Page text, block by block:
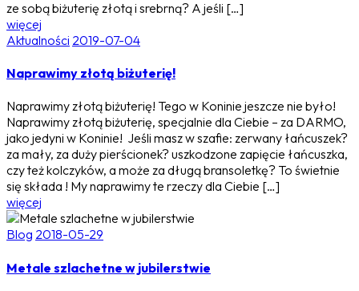
ze sobą biżuterię złotą i srebrną? A jeśli […]
więcej
Aktualności 2019-07-04
Naprawimy złotą biżuterię!
Naprawimy złotą biżuterię! Tego w Koninie jeszcze nie było!
Naprawimy złotą biżuterię, specjalnie dla Ciebie – za DARMO,
jako jedyni w Koninie! Jeśli masz w szafie: zerwany łańcuszek?
za mały, za duży pierścionek? uszkodzone zapięcie łańcuszka,
czy też kolczyków, a może za długą bransoletkę? To świetnie
się składa ! My naprawimy te rzeczy dla Ciebie […]
więcej
Blog 2018-05-29
Metale szlachetne w jubilerstwie